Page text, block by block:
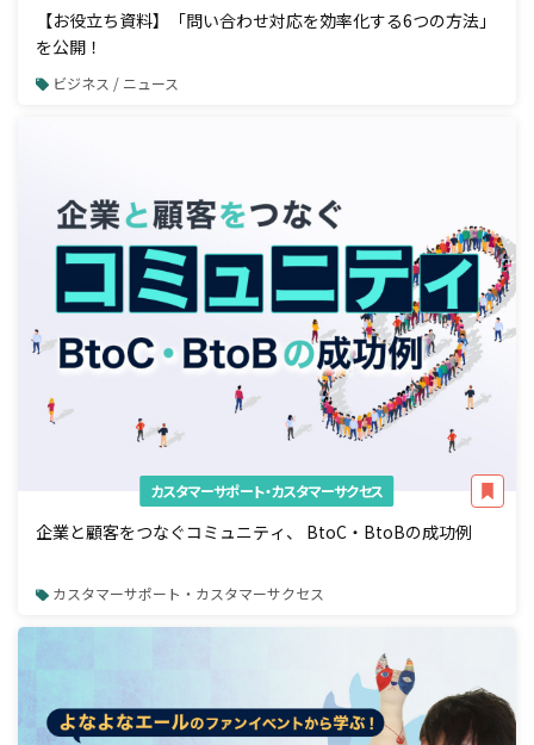
【お役立ち資料】「問い合わせ対応を効率化する6つの方法」
を公開！
ビジネス / ニュース
カスタマーサポート・カスタマーサクセス
企業と顧客をつなぐコミュニティ、 BtoC・BtoBの成功例
カスタマーサポート・カスタマーサクセス